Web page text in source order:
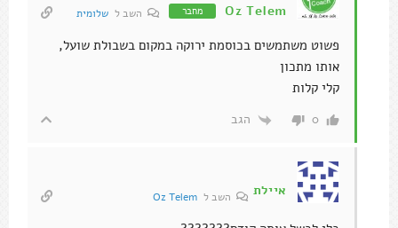
Oz Telem מחבר השב ל שלומית
פשוט משתמשים בכוסמת ירוקה במקום בשבולת שועל,
אותו מתכון
קלי קלות
0 הגב
איילת השב לOz Telem